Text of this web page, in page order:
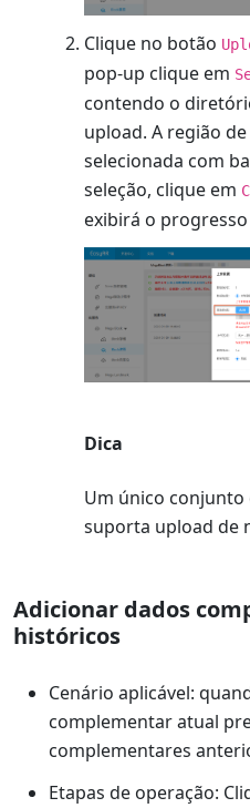
Clique no botão
pop-up clique em
contendo o
upload. A região
selecionada com
seleção, clique em
exibirá o
Dica
Um único
suporta upload de
Adicionar dados
históricos
Cenário aplicável:
complementar atual
complementares
Etapas de operação: